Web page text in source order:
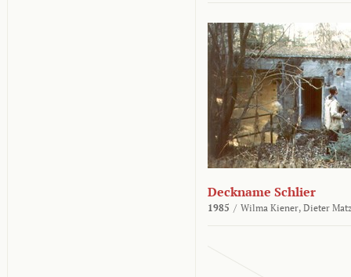
Deckname Schlier
1985 / Wilma Kiener, Dieter